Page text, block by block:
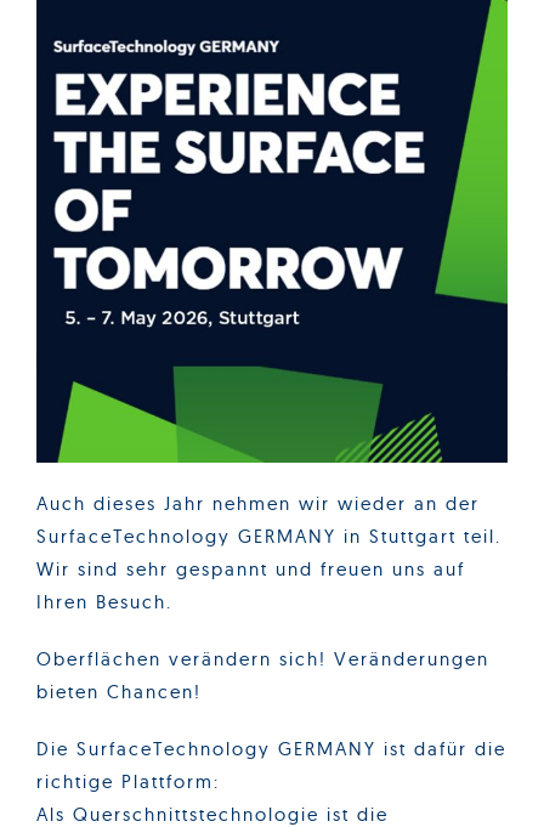
Auch dieses Jahr nehmen wir wieder an der
SurfaceTechnology GERMANY in Stuttgart teil.
Wir sind sehr gespannt und freuen uns auf
Ihren Besuch.
Oberflächen verändern sich! Veränderungen
bieten Chancen!
Die SurfaceTechnology GERMANY ist dafür die
richtige Plattform:
Als Querschnittstechnologie ist die